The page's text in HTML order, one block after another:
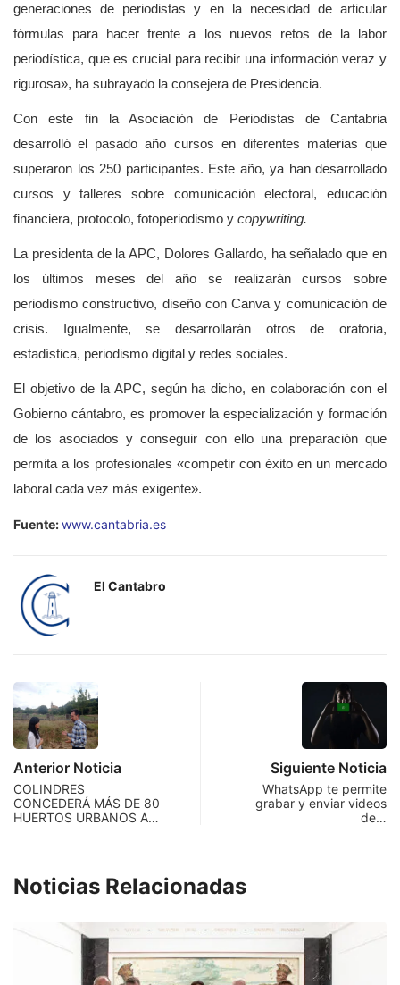
generaciones de periodistas y en la necesidad de articular
fórmulas para hacer frente a los nuevos retos de la labor
periodística, que es crucial para recibir una información veraz y
rigurosa», ha subrayado la consejera de Presidencia.
Con este fin la Asociación de Periodistas de Cantabria
desarrolló el pasado año cursos en diferentes materias que
superaron los 250 participantes. Este año, ya han desarrollado
cursos y talleres sobre comunicación electoral, educación
financiera, protocolo, fotoperiodismo y copywriting.
La presidenta de la APC, Dolores Gallardo, ha señalado que en
los últimos meses del año se realizarán cursos sobre
periodismo constructivo, diseño con Canva y comunicación de
crisis. Igualmente, se desarrollarán otros de oratoria,
estadística, periodismo digital y redes sociales.
El objetivo de la APC, según ha dicho, en colaboración con el
Gobierno cántabro, es promover la especialización y formación
de los asociados y conseguir con ello una preparación que
permita a los profesionales «competir con éxito en un mercado
laboral cada vez más exigente».
Fuente:www.cantabria.es
El Cantabro
Anterior Noticia
COLINDRES
CONCEDERÁ MÁS DE 80
HUERTOS URBANOS A…
Siguiente Noticia
WhatsApp te permite
grabar y enviar videos
de…
Noticias Relacionadas